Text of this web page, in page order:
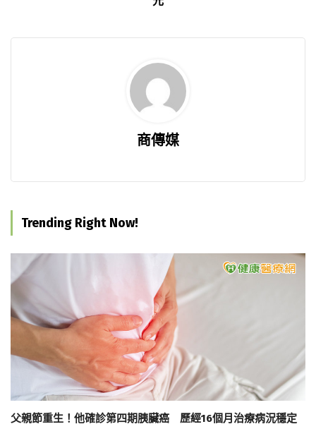
商傳媒
Trending Right Now!
父親節重生！他確診第四期胰臟癌 歷經16個月治療病況穩定